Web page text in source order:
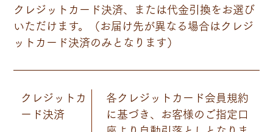
クレジットカード決済、または代金引換をお選び
いただけます。（お届け先が異なる場合はクレジ
ットカード決済のみとなります）
クレジットカ
ード決済
各クレジットカード会員規約
に基づき、お客様のご指定口